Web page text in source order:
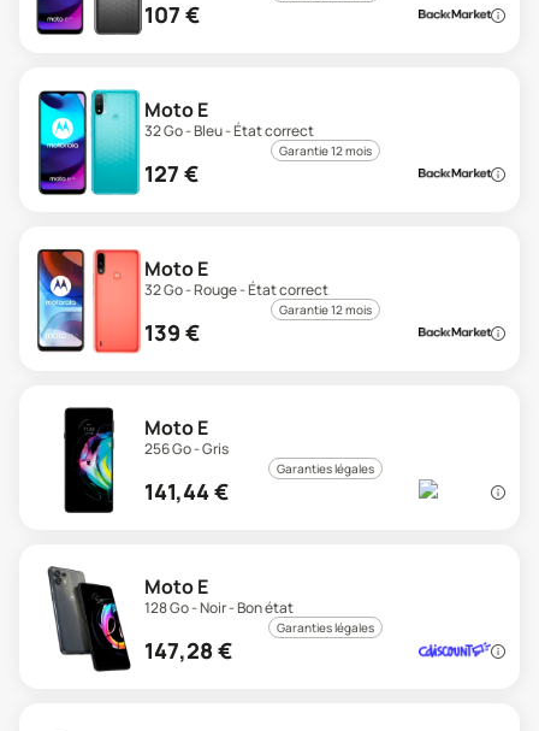
107 €
Moto E
32 Go - Bleu - État correct
Garantie 12 mois
127 €
Moto E
32 Go - Rouge - État correct
Garantie 12 mois
139 €
Moto E
256 Go - Gris
Garanties légales
141,44€
Moto E
128 Go - Noir - Bon état
Garanties légales
147,28 €